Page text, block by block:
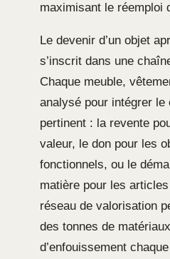
maximisant le réemploi
Le devenir d’un objet
s’inscrit dans une
Chaque meuble,
analysé pour intégrer le
pertinent : la revente
valeur, le don pour les
fonctionnels, ou le
matière pour les
réseau de valorisation
des tonnes de
d’enfouissement